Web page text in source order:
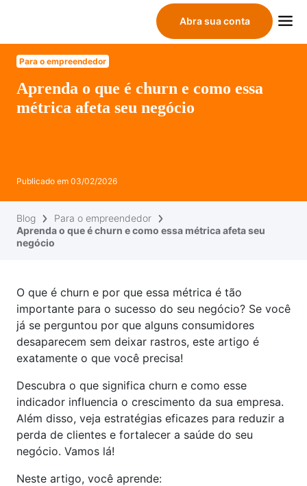
Abra sua conta
Para o empreendedor
Aprenda o que é churn e como essa
métrica afeta seu negócio
Publicado em 03/02/2026
Blog
Para o empreendedor
Aprenda o que é churn e como essa métrica afeta seu
negócio
O que é churn e por que essa métrica é tão
importante para o sucesso do seu negócio? Se você
já se perguntou por que alguns consumidores
desaparecem sem deixar rastros, este artigo é
exatamente o que você precisa!
Descubra o que significa churn e como esse
indicador influencia o crescimento da sua empresa.
Além disso, veja estratégias eficazes para reduzir a
perda de clientes e fortalecer a saúde do seu
negócio. Vamos lá!
Neste artigo, você aprende: